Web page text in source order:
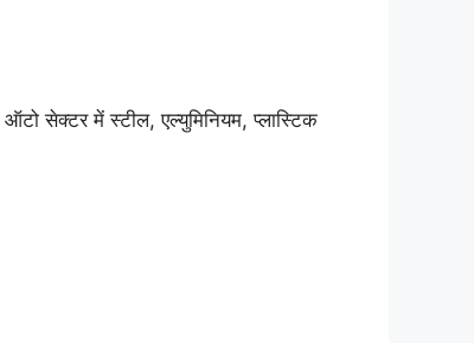
सेक्टर में स्टील, एल्युमिनियम, प्लास्टिक